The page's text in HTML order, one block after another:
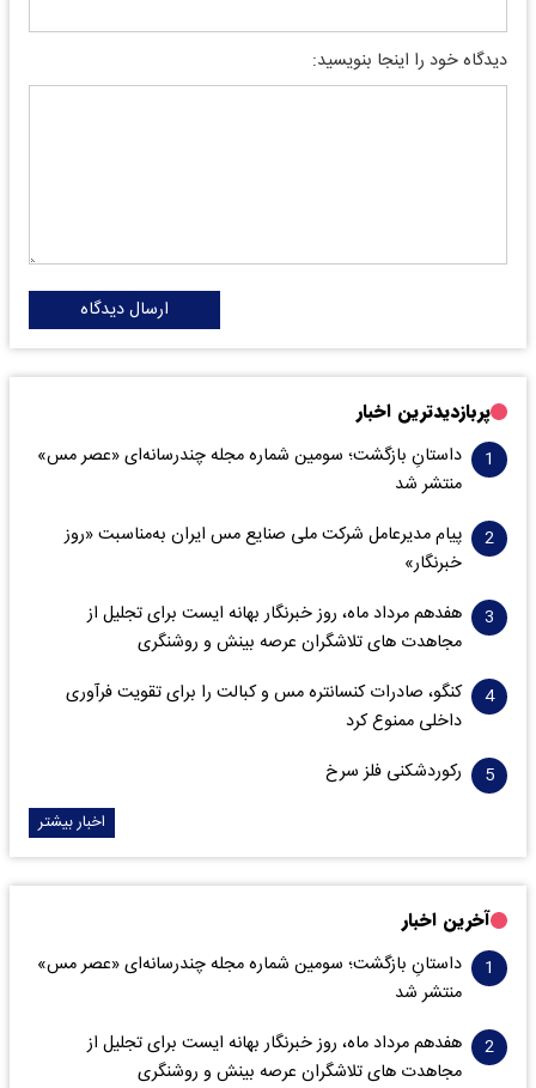
دیدگاه خود را اینجا بنویسید:
ارسال دیدگاه
پربازدیدترین اخبار
داستانِ بازگشت؛ سومین شماره مجله چندرسانه‌ای «عصر مس»
منتشر شد
پیام مدیرعامل شرکت ملی صنایع مس ایران به‌مناسبت «روز
خبرنگار»
هفدهم مرداد ماه، روز خبرنگار بهانه ایست برای تجلیل از
مجاهدت های تلاشگران عرصه بینش و روشنگری
کنگو، صادرات کنسانتره مس و کبالت را برای تقویت فرآوری
داخلی ممنوع کرد
رکوردشکنی فلز سرخ
اخبار بیشتر
آخرین اخبار
داستانِ بازگشت؛ سومین شماره مجله چندرسانه‌ای «عصر مس»
منتشر شد
هفدهم مرداد ماه، روز خبرنگار بهانه ایست برای تجلیل از
مجاهدت های تلاشگران عرصه بینش و روشنگری